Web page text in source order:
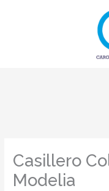
Casillero
Modelia